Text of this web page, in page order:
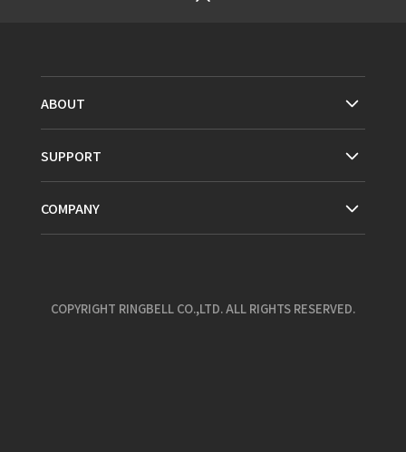
ABOUT
SUPPORT
COMPANY
COPYRIGHT RINGBELL CO.,LTD. ALL RIGHTS RESERVED.